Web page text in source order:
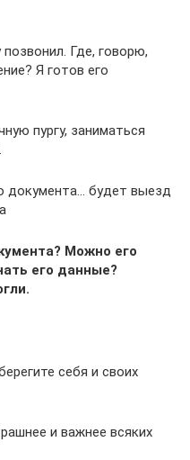
Где, говорю,
Я готов его
пургу, заниматься
документа… будет выезд
Можно его
его данные?
себя и своих
и важнее всяких